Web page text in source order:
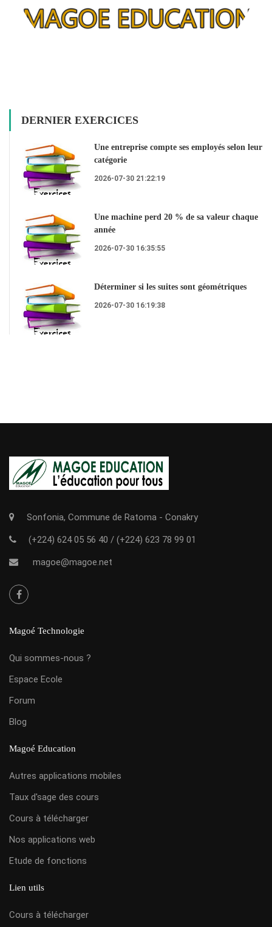
DERNIER EXERCICES
Une entreprise compte ses employés selon leur
catégorie
2026-07-30 21:22:19
Une machine perd 20 % de sa valeur chaque
année
2026-07-30 16:35:55
Déterminer si les suites sont géométriques
2026-07-30 16:19:38
Sonfonia, Commune de Ratoma - Conakry
(+224) 624 05 56 40 / (+224) 623 78 99 01
magoe@magoe.net
Magoé Technologie
Qui sommes-nous ?
Espace Ecole
Forum
Blog
Magoé Education
Autres applications mobiles
Taux d'sage des cours
Cours à télécharger
Nos applications web
Etude de fonctions
Lien utils
Cours à télécharger